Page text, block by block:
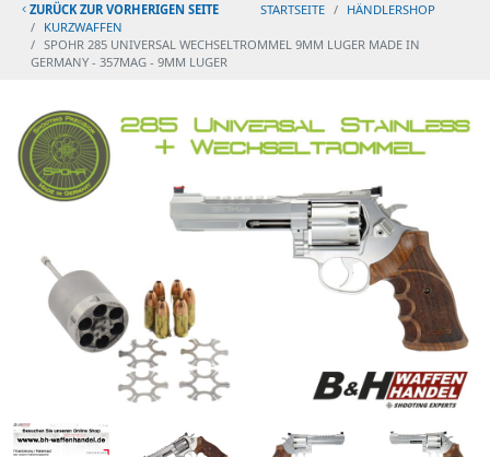
ZURÜCK ZUR VORHERIGEN SEITE STARTSEITE
HÄNDLERSHOP
KURZWAFFEN
SPOHR 285 UNIVERSAL WECHSELTROMMEL 9MM LUGER MADE IN
GERMANY - 357MAG - 9MM LUGER